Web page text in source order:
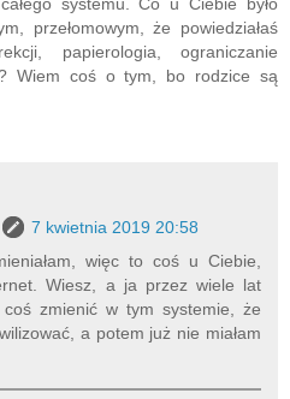
przełomowym, że powiedziałaś
papierologia, ograniczanie
Wiem coś o tym, bo rodzice są
7 kwietnia 2019 20:58
więc to coś u Ciebie,
Wiesz, a ja przez wiele lat
coś zmienić w tym systemie, że
a potem już nie miałam